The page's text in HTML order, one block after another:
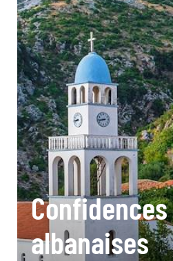
Confidences
albanaises